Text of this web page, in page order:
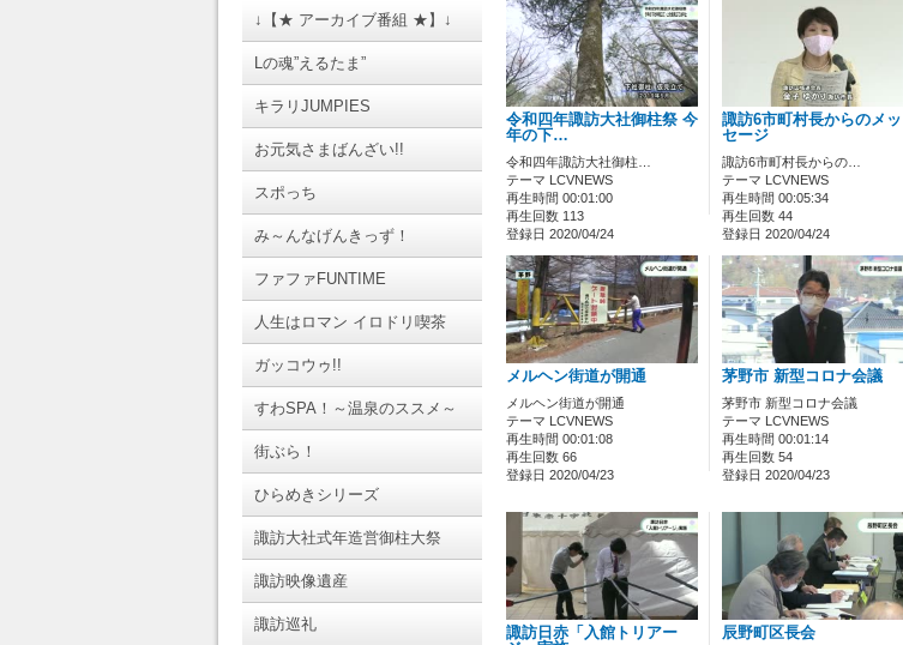
↓【★ アーカイブ番組 ★】↓
Lの魂”えるたま”
キラリJUMPIES
お元気さまばんざい!!
スポっち
み～んなげんきっず！
ファファFUNTIME
人生はロマン イロドリ喫茶
ガッコウゥ!!
すわSPA！～温泉のススメ～
街ぶら！
ひらめきシリーズ
諏訪大社式年造営御柱大祭
諏訪映像遺産
諏訪巡礼
令和四年諏訪大社御柱祭 今
年の下…
令和四年諏訪大社御柱…
テーマ LCVNEWS
再生時間 00:01:00
再生回数 113
登録日 2020/04/24
諏訪6市町村長からのメッ
セージ
諏訪6市町村長からの…
テーマ LCVNEWS
再生時間 00:05:34
再生回数 44
登録日 2020/04/24
メルヘン街道が開通
メルヘン街道が開通
テーマ LCVNEWS
再生時間 00:01:08
再生回数 66
登録日 2020/04/23
茅野市 新型コロナ会議
茅野市 新型コロナ会議
テーマ LCVNEWS
再生時間 00:01:14
再生回数 54
登録日 2020/04/23
諏訪日赤「入館トリアー
辰野町区長会